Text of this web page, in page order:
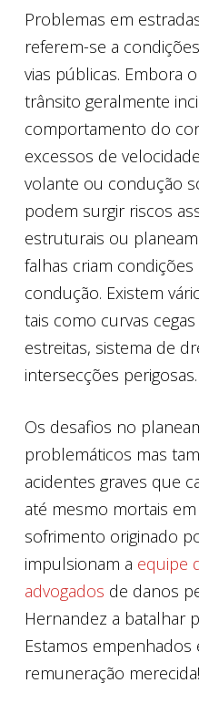
Problemas em
referem-se a
vias públicas. Embora
trânsito geralmente
comportamento do
excessos de
volante ou condução
podem surgir riscos
estruturais ou
falhas criam condições
condução. Existem
tais como curvas
estreitas, sistema de
intersecções perigosas.
Os desafios no
problemáticos mas
acidentes graves que
até mesmo mortais
sofrimento originado
impulsionam a equipe
advogados de danos
Hernandez a batalhar
Estamos empenhados
remuneração merecida!